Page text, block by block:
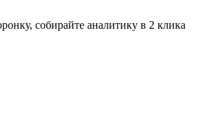
собирайте аналитику в 2 клика